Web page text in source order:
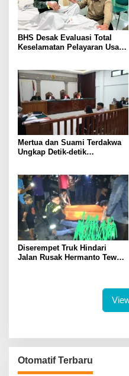
BHS Desak Evaluasi Total
Keselamatan Pelayaran Usai
Mertua dan Suami Terdakwa
Ungkap Detik-detik
Diserempet Truk Hindari
Jalan Rusak Hermanto Tewas
Otomatif Terbaru